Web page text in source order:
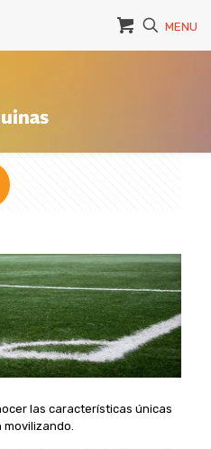
MENU
las características únicas
movilizando.